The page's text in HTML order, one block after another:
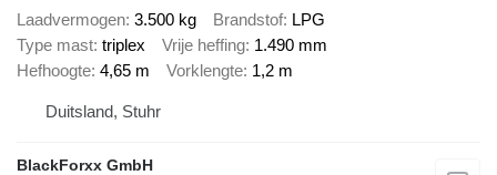
Laadvermogen 3.500 kg Brandstof LPG
Type mast triplex Vrije heffing 1.490 mm
Hefhoogte 4,65 m Vorklengte 1,2 m
Duitsland, Stuhr
BlackForxx GmbH